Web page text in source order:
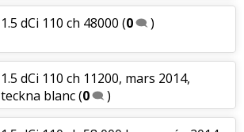
1.5 dCi 110 ch 48000 (0 )
1.5 dCi 110 ch 11200, mars 2014,
teckna blanc(0 )